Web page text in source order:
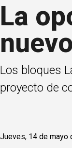
La
Los bloques
proyecto de
Jueves, 14 de mayo